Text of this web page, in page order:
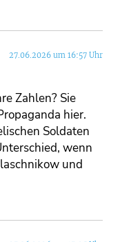
27.06.2026 um 16:57 Uhr
Zahlen? Sie
hier.
Soldaten
wenn
und